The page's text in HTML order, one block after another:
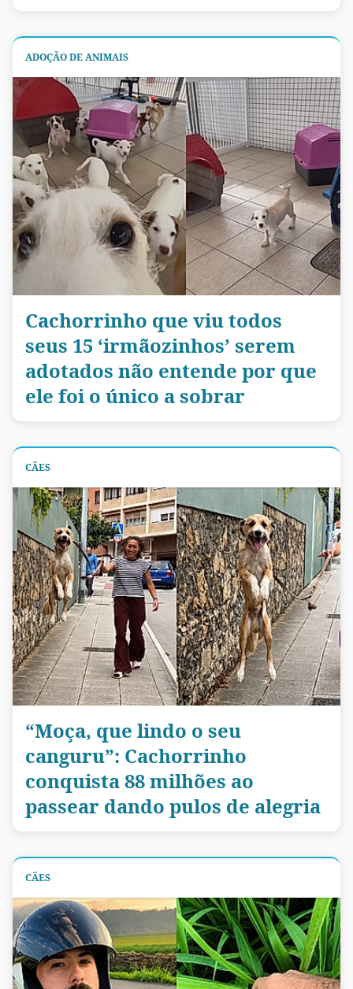
ADOÇÃO DE ANIMAIS
Cachorrinho que viu todos
seus 15 ‘irmãozinhos’ serem
adotados não entende por que
ele foi o único a sobrar
CÃES
“Moça, que lindo o seu
canguru”: Cachorrinho
conquista 88 milhões ao
passear dando pulos de alegria
CÃES